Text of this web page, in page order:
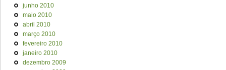
junho 2010
maio 2010
abril 2010
março 2010
fevereiro 2010
janeiro 2010
dezembro 2009